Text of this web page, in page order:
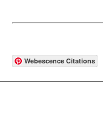
Webescence Citations